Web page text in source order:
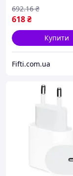
618₴
692.16 ₴
Купити
Fifti.com.ua